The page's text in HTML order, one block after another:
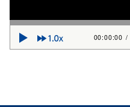
00:00:00 /